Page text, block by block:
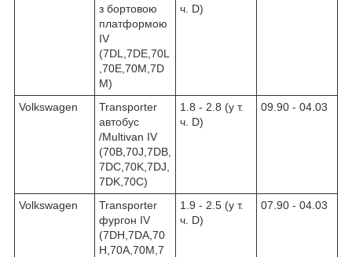
з бортовою
платформою
IV
(7DL,7DE,70L
,70E,70M,7D
M)
ч. D)
Volkswagen
Transporter
автобус
/Multivan IV
(70B,70J,7DB,
7DC,70K,7DJ,
7DK,70C)
1.8 - 2.8 (у т.
ч. D)
09.90 - 04.03
Volkswagen
Transporter
фургон IV
(7DH,7DA,70
H,70А,70M,7
1.9 - 2.5 (у т.
ч. D)
07.90 - 04.03